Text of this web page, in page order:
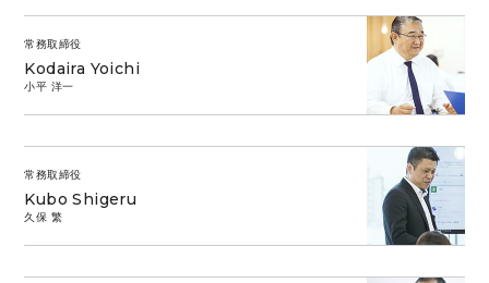
常務取締役
Kodaira Yoichi
小平 洋一
常務取締役
Kubo Shigeru
久保 繁